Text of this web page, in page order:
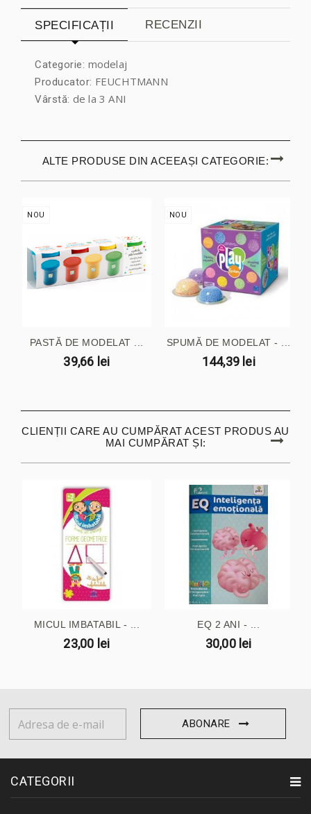
SPECIFICAȚII RECENZII
Categorie: modelaj
Producator: FEUCHTMANN
Vârstă: de la 3 ANI
ALTE PRODUSE DIN ACEEAȘI CATEGORIE:
NOU
PASTĂ DE MODELAT ...
39,66 lei
NOU
SPUMĂ DE MODELAT - ...
144,39 lei
CLIENȚII CARE AU CUMPĂRAT ACEST PRODUS AU
MAI CUMPĂRAT ȘI:
MICUL IMBATABIL - ...
23,00 lei
EQ 2 ANI - ...
30,00 lei
ABONARE
CATEGORII